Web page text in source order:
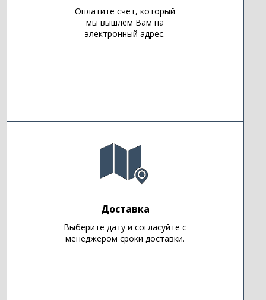
Оплатите счет, который
мы вышлем Вам на
электронный адрес.
Доставка
Выберите дату и согласуйте с
менеджером сроки доставки.